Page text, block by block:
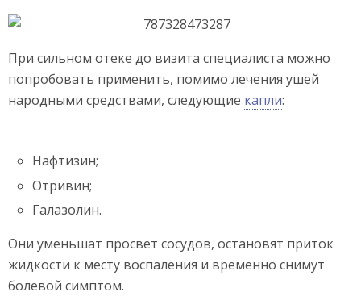
При сильном отеке до визита специалиста можно
попробовать применить, помимо лечения ушей
народными средствами, следующие капли:
Нафтизин;
Отривин;
Галазолин.
Они уменьшат просвет сосудов, остановят приток
жидкости к месту воспаления и временно снимут
болевой симптом.